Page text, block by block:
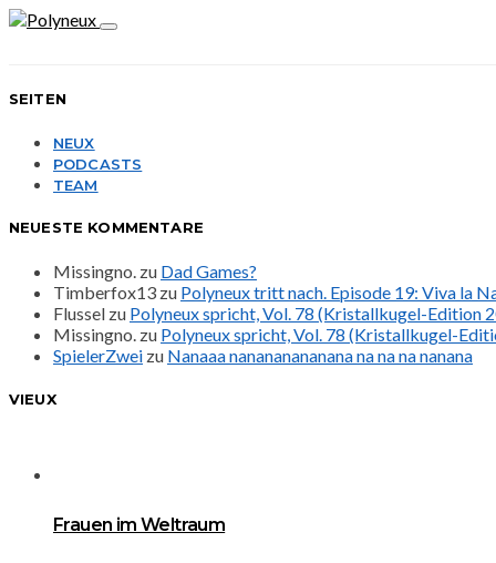
SEITEN
NEUX
PODCASTS
TEAM
NEUESTE KOMMENTARE
Missingno. zu Dad Games?
Timberfox13 zu Polyneux tritt nach. Episode 19: Viva la
Flussel zu Polyneux spricht, Vol. 78 (Kristallkugel-Edition
Missingno. zu Polyneux spricht, Vol. 78 (Kristallkugel-
SpielerZwei zu Nanaaa nanananananana na na na nanana
VIEUX
Frauen im Weltraum